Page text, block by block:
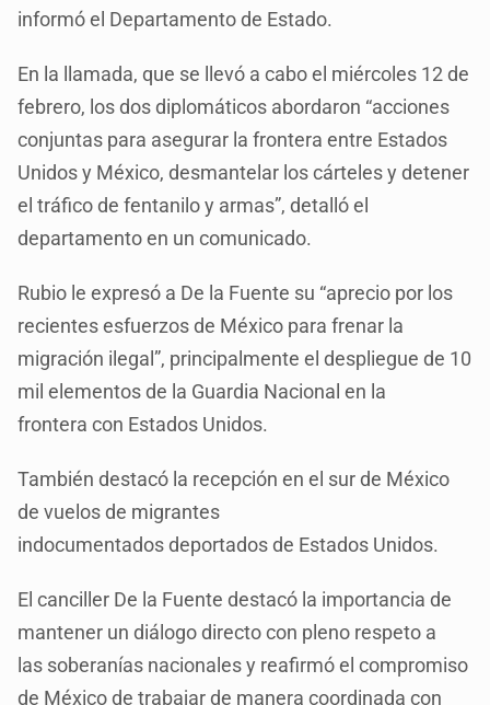
informó el Departamento de Estado.
En la llamada, que se llevó a cabo el miércoles 12 de
febrero, los dos diplomáticos abordaron “acciones
conjuntas para asegurar la frontera entre Estados
Unidos y México, desmantelar los cárteles y detener
el tráfico de fentanilo y armas”, detalló el
departamento en un comunicado.
Rubio le expresó a De la Fuente su “aprecio por los
recientes esfuerzos de México para frenar la
migración ilegal”, principalmente el despliegue de 10
mil elementos de la Guardia Nacional en la
frontera con Estados Unidos.
También destacó la recepción en el sur de México
de vuelos de migrantes
indocumentados deportados de Estados Unidos.
El canciller De la Fuente destacó la importancia de
mantener un diálogo directo con pleno respeto a
las soberanías nacionales y reafirmó el compromiso
de México de trabajar de manera coordinada con